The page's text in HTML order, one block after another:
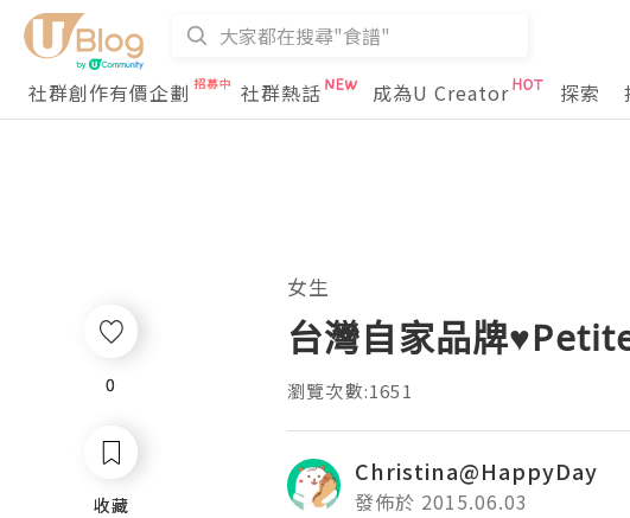
社群創作有價企劃
社群熱話 成為U Creator 探索
0
收藏
女生
台灣自家品牌
瀏覽次數:1651
Christina@HappyDay
發佈於 2015.06.03
0
收藏